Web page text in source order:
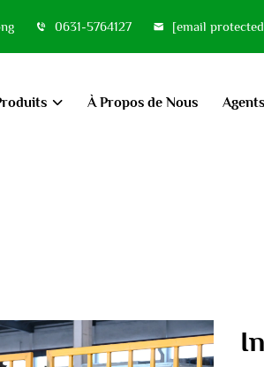
0631-5764127 [email
À Propos de Nous